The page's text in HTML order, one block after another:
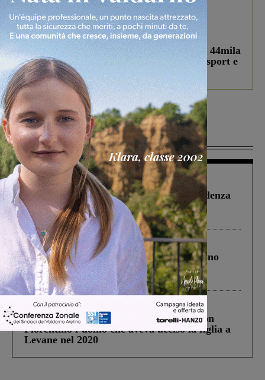
In vetrina 3 Agosto 2026
Estra Notizie agosto: Smart Cities, oltre 44mila
studenti coinvolti, torna il bando per lo sport e
debutta il podcast Estrair
Più lette
Figline Incisa Valdarno 1 Agosto 2026
Piscina di Figline finanziata oltre la scadenza
Pnrr, il gruppo di Fratelli d’Italia: “Un
ringraziamento al Governo”
Cronaca 4 Agosto 2026
Un anno fa la strage in A1 in cui morirono
Gianni, Giulia e Franco. Lo schianto, il
processo, lo stop ai sorpassi fra tir....
Cronaca 3 Agosto 2026
Scomparso da una struttura di Castiglion
Fiorentino l’uomo che aveva ucciso la figlia a
Levane nel 2020